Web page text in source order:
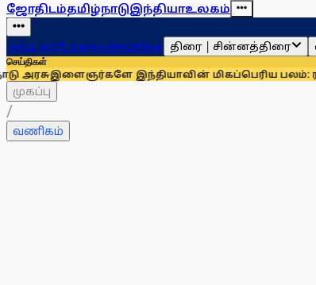
ஜோதிடம்தமிழ்நாடுஇந்தியாஉலகம்
முகப்புதற்போதைய செய்திகள் திரை | சின்னத்திரை
செய்திகள்
இந்தியாவின் மிகப்பெரிய பலம்: ராகுல் காந்தி
முகப்பு
/
வணிகம்